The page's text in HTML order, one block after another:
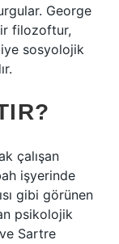
George
filozoftur,
sosyolojik
çalışan
işyerinde
gibi görünen
psikolojik
Sartre